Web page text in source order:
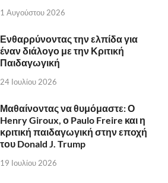
1 Αυγούστου 2026
Ενθαρρύνοντας την ελπίδα για
έναν διάλογο με την Κριτική
Παιδαγωγική
24 Ιουλίου 2026
Μαθαίνοντας να θυμόμαστε: Ο
Henry Giroux, ο Paulo Freire και η
κριτική παιδαγωγική στην εποχή
του Donald J. Trump
19 Ιουλίου 2026